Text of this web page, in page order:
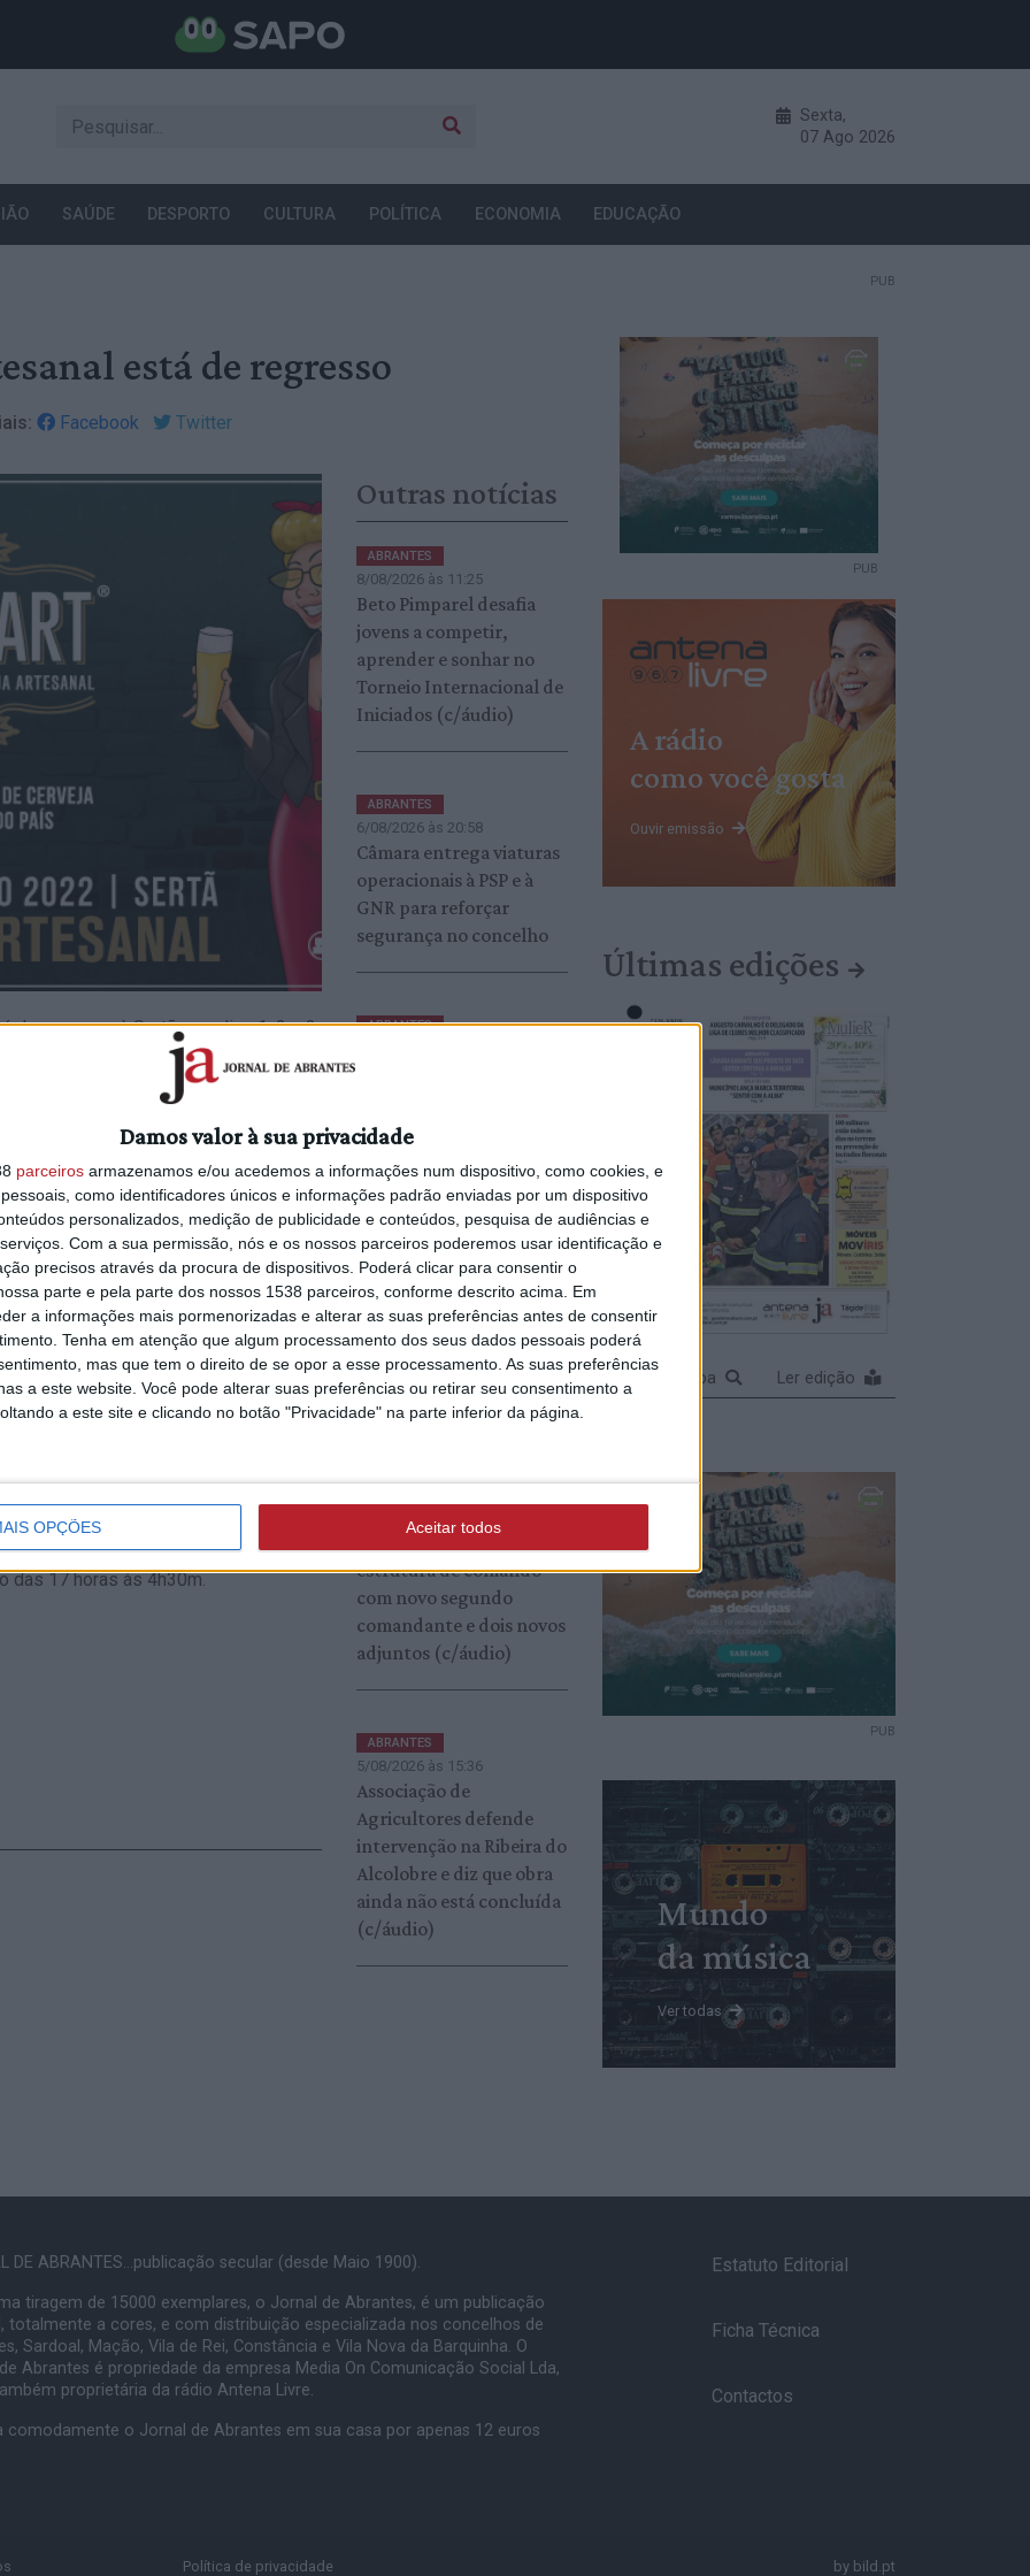
Damos valor à sua privacidade
parceiros armazenamos e/ou acedemos a informações num dispositivo, como cookies, e
como identificadores únicos e informações padrão enviadas por um dispositivo
personalizados, medição de publicidade e conteúdos, pesquisa de audiências e
Com a sua permissão, nós e os nossos parceiros poderemos usar identificação e
precisos através da procura de dispositivos. Poderá clicar para consentir o
parte e pela parte dos nossos 1538 parceiros, conforme descrito acima. Em
a informações mais pormenorizadas e alterar as suas preferências antes de consentir
Tenha em atenção que algum processamento dos seus dados pessoais poderá
mas que tem o direito de se opor a esse processamento. As suas preferências
a este website. Você pode alterar suas preferências ou retirar seu consentimento a
a este site e clicando no botão "Privacidade" na parte inferior da página.
OPÇÕES Aceitar todos
Sexta,
07 Ago 2026
SAÚDE DESPORTO CULTURA POLÍTICA ECONOMIA EDUCAÇÃO
PUB
está de regresso
Facebook Twitter
de regresso à Sertã, nos dias 1, 2 e 3
Ribeira, trata-se de uma iniciativa
Get Mood.
da cerveja artesanal, o PROVART
e uma marca de sidra. O
convidando o público para
com fusão de jazz e música latina e
exótico do cabaret sonoro típico das
Boys e o reviver do passado com o
Damn Sessions, Nico Drums &
& Quinteto Latino e Suzie and the
a compra do copo oficial para as
as seguintes marcas: Casa Do
Epicura, Gulden Draak, Legends,
Mania, Oitava Colina, Piratas
1 de setembro das 18 à 1 hora, 2
das 17 horas às 4h30m.
Outras notícias
ABRANTES
8/08/2026 às 11:25
Beto Pimparel desafia
jovens a competir,
aprender e sonhar no
Torneio Internacional de
Iniciados (c/áudio)
ABRANTES
6/08/2026 às 20:58
Câmara entrega viaturas
operacionais à PSP e à
GNR para reforçar
segurança no concelho
ABRANTES
Estação de Canoagem de
público (c/áudio e fotos)
RIBEIRA DE ALCOLOBRE
5/08/2026 às 20:56
Autarca de Constância
defende reposição de
árvores no troço da
ribeira
6/08/2026 às 09:37
estrutura de comando
com novo segundo
comandante e dois novos
adjuntos (c/áudio)
ABRANTES
5/08/2026 às 15:36
Associação de
Agricultores defende
intervenção na Ribeira do
Alcolobre e diz que obra
ainda não está concluída
(c/áudio)
PUB
A rádio
como você gosta
Ouvir emissão
Últimas edições
Ampliar capa Ler edição
PUB
Mundo
da música
Ver todas
DE ABRANTES...publicação secular (desde Maio 1900).
tiragem de 15000 exemplares, o Jornal de Abrantes, é um publicação
totalmente a cores, e com distribuição especializada nos concelhos de
Sardoal, Mação, Vila de Rei, Constância e Vila Nova da Barquinha. O
Abrantes é propriedade da empresa Media On Comunicação Social Lda,
proprietária da rádio Antena Livre.
comodamente o Jornal de Abrantes em sua casa por apenas 12 euros
Estatuto Editorial
Ficha Técnica
Contactos
Política de privacidade by bild.pt